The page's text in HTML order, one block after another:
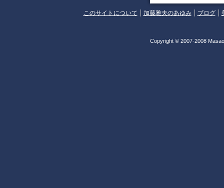
このサイトについて 加藤雅夫のあゆみ ブログ
Copyright © 2007-2008